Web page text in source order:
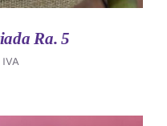
Ra. 5
IVA